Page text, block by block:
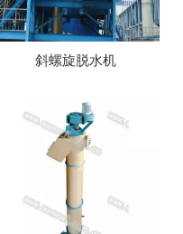
斜螺旋脱水机